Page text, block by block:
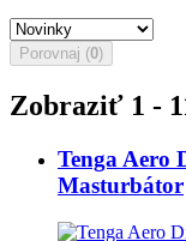
Porovnaj (0)
Zobraziť 1 -
Tenga Aero
Masturbátor